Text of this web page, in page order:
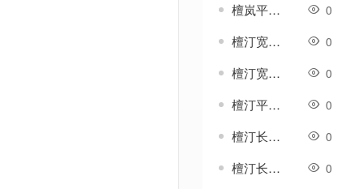
檀岚平畴代号-传奇地图素材 0
檀汀宽坡代号-传奇地图素材 0
檀汀宽甸代号-传奇地图素材 0
檀汀平畴代号-传奇地图素材 0
檀汀长坡代号-传奇地图素材 0
檀汀长甸代号-传奇地图素材 0